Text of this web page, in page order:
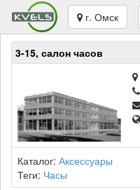
г. Омск
3-15, салон часов
Каталог: Аксессуары
Теги: Часы